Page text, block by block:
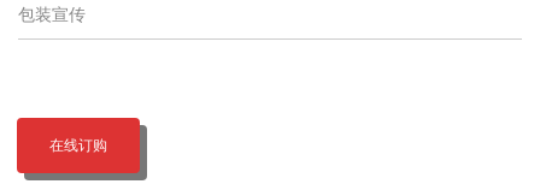
包装宣传
在线订购